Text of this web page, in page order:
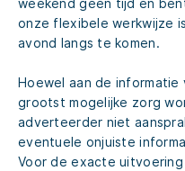
weekend geen tijd en
onze flexibele werkwijze
avond langs te komen.
Hoewel aan de
grootst mogelijke zorg
adverteerder niet
eventuele onjuiste
Voor de exacte